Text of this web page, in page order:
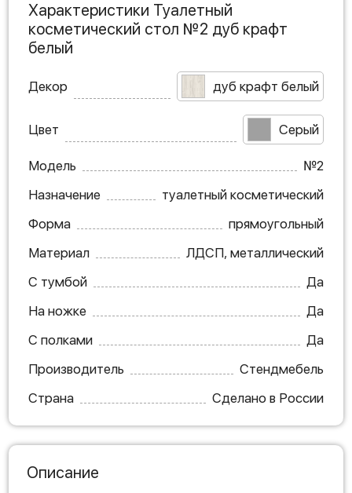
Характеристики Туалетный
косметический стол №2 дуб крафт
белый
Декор дуб крафт белый
Цвет Серый
Модель
№2
Назначение
туалетный косметический
Форма
прямоугольный
Материал
ЛДСП, металлический
С тумбой
Да
На ножке
Да
С полками
Да
Производитель
Стендмебель
Страна
Сделано в России
Описание